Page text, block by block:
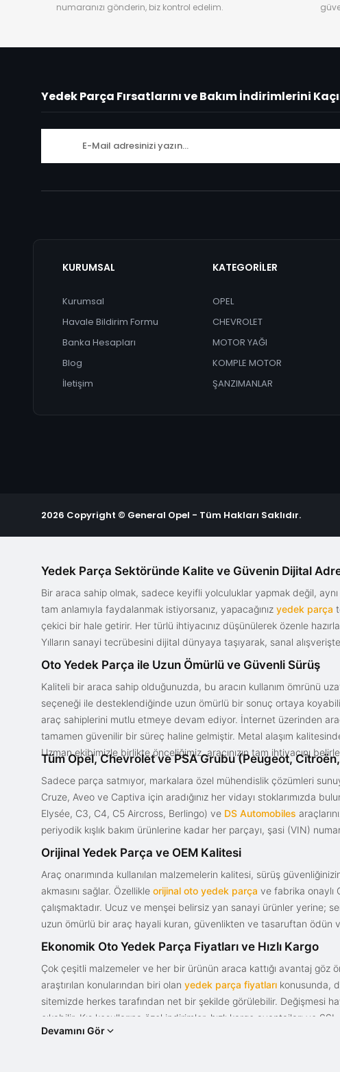
numaranızı gönderin, biz kontrol edelim.
Yedek Parça Fırsatlarını ve Bakım İndirimlerini
KURUMSAL
Kurumsal
Havale Bildirim Formu
Banka Hesapları
Blog
İletişim
KATEGORİLER
OPEL
CHEVROLET
MOTOR YAĞI
KOMPLE MOTOR
ŞANZIMANLAR
2026 Copyright © General Opel - Tüm Hakları Saklıdır.
Yedek Parça Sektöründe Kalite ve Güvenin Dijital
Bir araca sahip olmak, sadece keyifli yolculuklar yapmak değil,
tam anlamıyla faydalanmak istiyorsanız, yapacağınız yedek parça
çekici bir hale getirir. Her türlü ihtiyacınız düşünülerek özenle
Yılların sanayi tecrübesini dijital dünyaya taşıyarak, sanal
Oto Yedek Parça ile Uzun Ömürlü ve Güvenli Sürüş
Kaliteli bir araca sahip olduğunuzda, bu aracın kullanım ömrünü
seçeneği ile desteklendiğinde uzun ömürlü bir sonuç ortaya
araç sahiplerini mutlu etmeye devam ediyor. İnternet üzerinden
tamamen güvenilir bir süreç haline gelmiştir. Metal alaşım
Uzman ekibimizle birlikte önceliğimiz, aracınızın tam ihtiyacını
Tüm Opel, Chevrolet ve PSA Grubu (Peugeot,
Sadece parça satmıyor, markalara özel mühendislik çözümleri
Cruze, Aveo ve Captiva için aradığınız her vidayı stoklarımızda
Elysée, C3, C4, C5 Aircross, Berlingo) ve DS Automobiles
periyodik kışlık bakım ürünlerine kadar her parçayı, şasi (VIN)
Orijinal Yedek Parça ve OEM Kalitesi
Araç onarımında kullanılan malzemelerin kalitesi, sürüş
akmasını sağlar. Özellikle orijinal oto yedek parça ve fabrika onaylı
çalışmaktadır. Ucuz ve menşei belirsiz yan sanayi ürünler yerine;
uzun ömürlü bir araç hayali kuran, güvenlikten ve tasaruftan ödün
Ekonomik Oto Yedek Parça Fiyatları ve Hızlı Kargo
Çok çeşitli malzemeler ve her bir ürünün araca kattığı avantaj göz
araştırılan konularından biri olan yedek parça fiyatları konusunda,
sitemizde herkes tarafından net bir şekilde görülebilir. Değişmesi
çıkabilir. Kış koşullarına özel indirimler, hızlı kargo avantajları ve
bir tasarım ve güce sahip olan aracınızın değerini korumak,
Devamını Gör